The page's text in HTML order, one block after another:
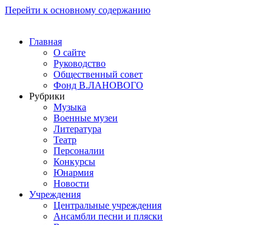
Перейти к основному содержанию
Главная
О сайте
Руководство
Общественный совет
Фонд В.ЛАНОВОГО
Рубрики
Музыка
Военные музеи
Литература
Театр
Персоналии
Конкурсы
Юнармия
Новости
Учреждения
Центральные учреждения
Ансамбли песни и пляски